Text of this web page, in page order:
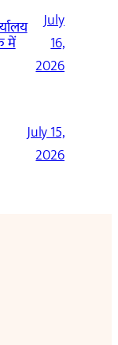
में
July
16,
2026
July 15,
2026